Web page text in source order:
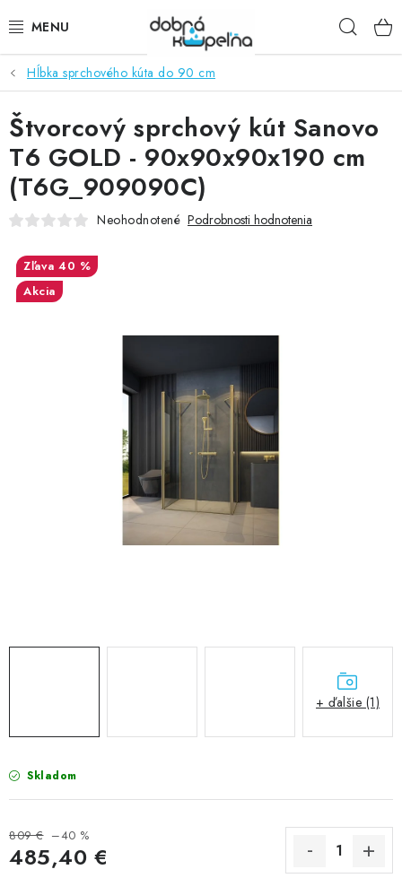
na
SPRCHOVÉ KÚTY
SPRCHOVÉ DVERE
BATÉRIE
VANE
KÚPEĽŇOVÝ NÁBYTOK
PRÍSLUŠENSTVO K SPRCHOVÝM KÚTOM A
NÁHRADNÉ DIELY
Obchodné podmienky
Reklamačný poriadok
Blog
Hĺbka sprchového kúta do 90 cm
Skladom
809 € –40 %
485,40 €
Štvorcový sprchový kút Sanovo
T6 GOLD - 90x90x90x190 cm
(T6G_909090C)
Neohodnotené Podrobnosti hodnotenia
40 %
Akcia
+ ďalšie (1)